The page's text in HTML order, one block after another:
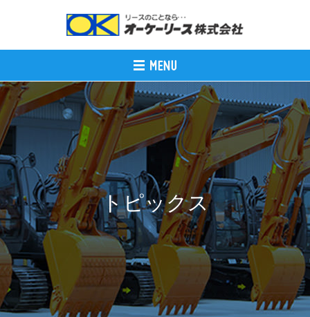
トピックス